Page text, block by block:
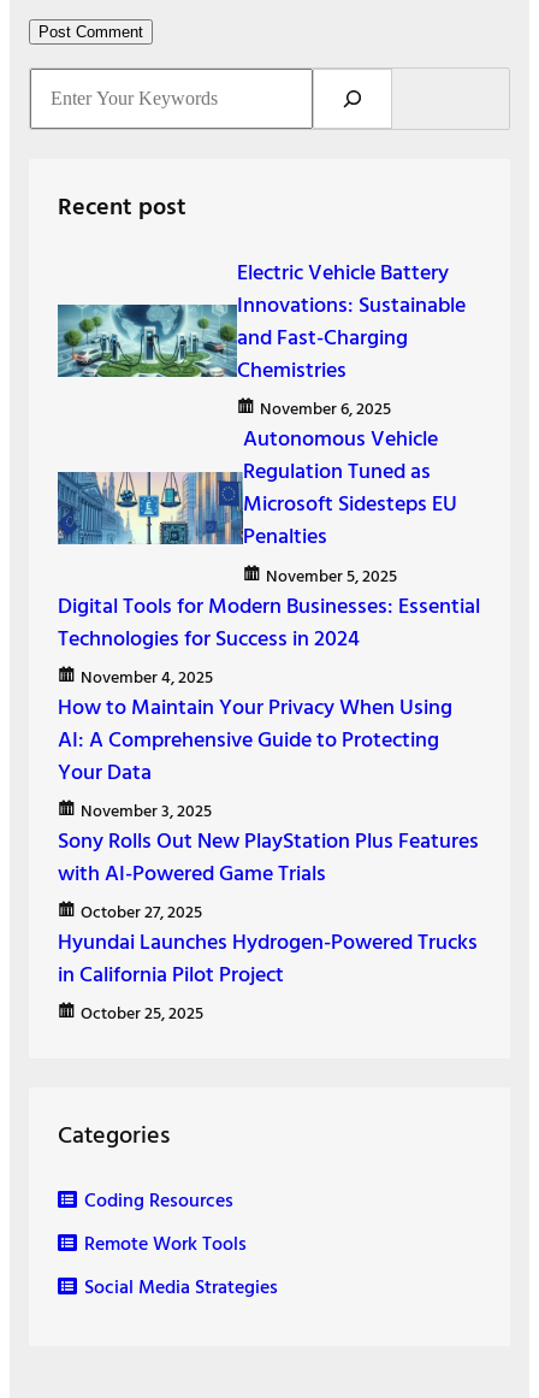
Recent post
Electric Vehicle Battery
Innovations: Sustainable
and Fast-Charging
Chemistries
November 6, 2025
Autonomous Vehicle
Regulation Tuned as
Microsoft Sidesteps EU
Penalties
November 5, 2025
Digital Tools for Modern Businesses: Essential
Technologies for Success in 2024
November 4, 2025
How to Maintain Your Privacy When Using
AI: A Comprehensive Guide to Protecting
Your Data
November 3, 2025
Sony Rolls Out New PlayStation Plus Features
with AI-Powered Game Trials
October 27, 2025
Hyundai Launches Hydrogen-Powered Trucks
in California Pilot Project
October 25, 2025
Categories
Coding Resources
Remote Work Tools
Social Media Strategies